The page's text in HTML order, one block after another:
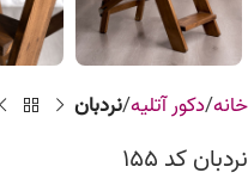
خانه دکور آتلیه نردبان
نردبان کد 155